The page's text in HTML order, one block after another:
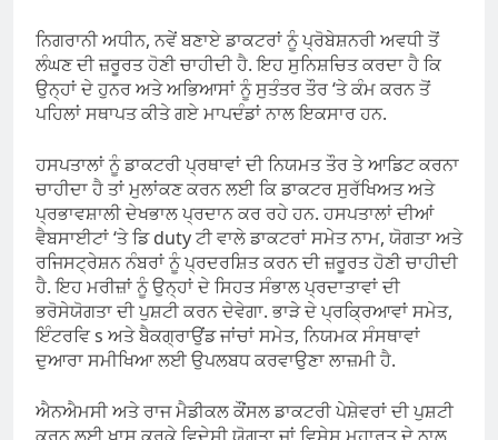
ਨਿਗਰਾਨੀ ਅਧੀਨ, ਨਵੇਂ ਬਣਾਏ ਡਾਕਟਰਾਂ ਨੂੰ ਪ੍ਰੋਬੇਸ਼ਨਰੀ ਅਵਧੀ ਤੋਂ
ਲੰਘਣ ਦੀ ਜ਼ਰੂਰਤ ਹੋਣੀ ਚਾਹੀਦੀ ਹੈ. ਇਹ ਸੁਨਿਸ਼ਚਿਤ ਕਰਦਾ ਹੈ ਕਿ
ਉਨ੍ਹਾਂ ਦੇ ਹੁਨਰ ਅਤੇ ਅਭਿਆਸਾਂ ਨੂੰ ਸੁਤੰਤਰ ਤੌਰ ‘ਤੇ ਕੰਮ ਕਰਨ ਤੋਂ
ਪਹਿਲਾਂ ਸਥਾਪਤ ਕੀਤੇ ਗਏ ਮਾਪਦੰਡਾਂ ਨਾਲ ਇਕਸਾਰ ਹਨ.
ਹਸਪਤਾਲਾਂ ਨੂੰ ਡਾਕਟਰੀ ਪ੍ਰਥਾਵਾਂ ਦੀ ਨਿਯਮਤ ਤੌਰ ਤੇ ਆਡਿਟ ਕਰਨਾ
ਚਾਹੀਦਾ ਹੈ ਤਾਂ ਮੁਲਾਂਕਣ ਕਰਨ ਲਈ ਕਿ ਡਾਕਟਰ ਸੁਰੱਖਿਅਤ ਅਤੇ
ਪ੍ਰਭਾਵਸ਼ਾਲੀ ਦੇਖਭਾਲ ਪ੍ਰਦਾਨ ਕਰ ਰਹੇ ਹਨ. ਹਸਪਤਾਲਾਂ ਦੀਆਂ
ਵੈਬਸਾਈਟਾਂ ‘ਤੇ ਡਿ duty ਟੀ ਵਾਲੇ ਡਾਕਟਰਾਂ ਸਮੇਤ ਨਾਮ, ਯੋਗਤਾ ਅਤੇ
ਰਜਿਸਟ੍ਰੇਸ਼ਨ ਨੰਬਰਾਂ ਨੂੰ ਪ੍ਰਦਰਸ਼ਿਤ ਕਰਨ ਦੀ ਜ਼ਰੂਰਤ ਹੋਣੀ ਚਾਹੀਦੀ
ਹੈ. ਇਹ ਮਰੀਜ਼ਾਂ ਨੂੰ ਉਨ੍ਹਾਂ ਦੇ ਸਿਹਤ ਸੰਭਾਲ ਪ੍ਰਦਾਤਾਵਾਂ ਦੀ
ਭਰੋਸੇਯੋਗਤਾ ਦੀ ਪੁਸ਼ਟੀ ਕਰਨ ਦੇਵੇਗਾ. ਭਾੜੇ ਦੇ ਪ੍ਰਕ੍ਰਿਆਵਾਂ ਸਮੇਤ,
ਇੰਟਰਵਿ s ਅਤੇ ਬੈਕਗ੍ਰਾਉਂਡ ਜਾਂਚਾਂ ਸਮੇਤ, ਨਿਯਮਕ ਸੰਸਥਾਵਾਂ
ਦੁਆਰਾ ਸਮੀਖਿਆ ਲਈ ਉਪਲਬਧ ਕਰਵਾਉਣਾ ਲਾਜ਼ਮੀ ਹੈ.
ਐਨਐਮਸੀ ਅਤੇ ਰਾਜ ਮੈਡੀਕਲ ਕੌਂਸਲ ਡਾਕਟਰੀ ਪੇਸ਼ੇਵਰਾਂ ਦੀ ਪੁਸ਼ਟੀ